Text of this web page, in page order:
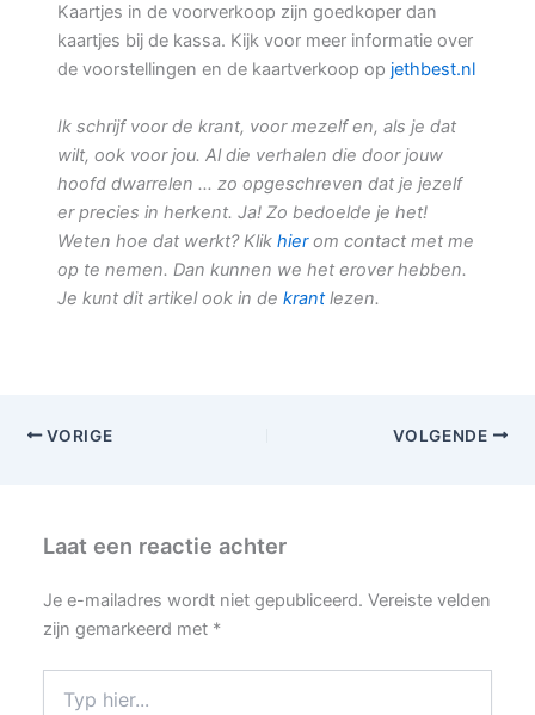
Kaartjes in de voorverkoop zijn goedkoper dan
kaartjes bij de kassa. Kijk voor meer informatie over
de voorstellingen en de kaartverkoop op jethbest.nl
Ik schrijf voor de krant, voor mezelf en, als je dat
wilt, ook voor jou. Al die verhalen die door jouw
hoofd dwarrelen … zo opgeschreven dat je jezelf
er precies in herkent. Ja! Zo bedoelde je het!
Weten hoe dat werkt? Klik hierom contact met me
op te nemen. Dan kunnen we het erover hebben.
Je kunt dit artikel ook in de krantlezen.
VORIGE VOLGENDE
Laat een reactie achter
Je e-mailadres wordt niet gepubliceerd. Vereiste velden
zijn gemarkeerd met *
hier...